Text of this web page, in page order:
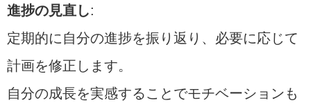
進捗の見直し:
定期的に自分の進捗を振り返り、必要に応じて
計画を修正します。
自分の成長を実感することでモチベーションも